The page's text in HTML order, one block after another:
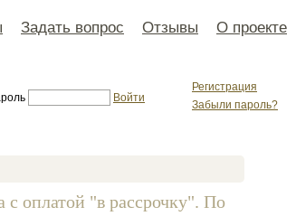
Задать вопрос Отзывы О проекте
Регистрация
Забыли пароль?
Войти
с оплатой "в рассрочку". По